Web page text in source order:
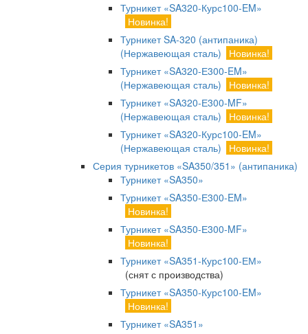
Турникет «SA320-Курс100-EM»
Новинка!
Турникет SA-320 (антипаника)
(Нержавеющая сталь)
Новинка!
Турникет «SA320-Е300-EM»
(Нержавеющая сталь)
Новинка!
Турникет «SA320-Е300-MF»
(Нержавеющая сталь)
Новинка!
Турникет «SA320-Курс100-EM»
(Нержавеющая сталь)
Новинка!
Серия турникетов «SA350/351» (антипаника)
Турникет «SA350»
Турникет «SA350-Е300-EM»
Новинка!
Турникет «SA350-Е300-MF»
Новинка!
Турникет «SA351-Курс100-ЕМ»
(снят с производства)
Турникет «SA350-Курс100-EM»
Новинка!
Турникет «SA351»